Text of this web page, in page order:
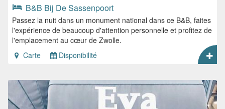
B&B Bij De Sassenpoort
Passez la nuit dans un monument national dans ce B&B, faites
l'expérience de beaucoup d'attention personnelle et profitez de
l'emplacement au cœur de Zwolle.
Carte
Disponibilité